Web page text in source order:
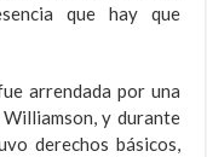
que hay que
arrendada por una
Williamson, y durante
derechos básicos,